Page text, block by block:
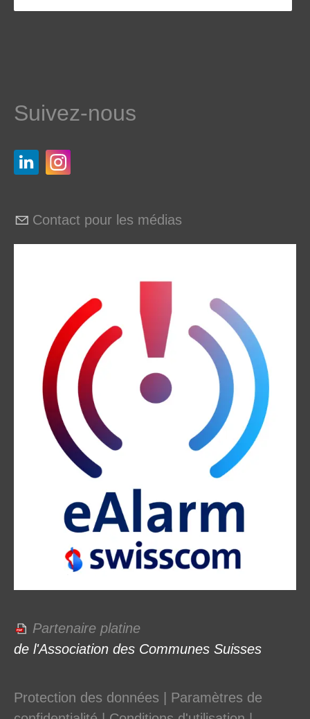
Suivez-nous
Contact pour les médias
Partenaire platine
de l'Association des Communes Suisses
Protection des données
Paramètres de